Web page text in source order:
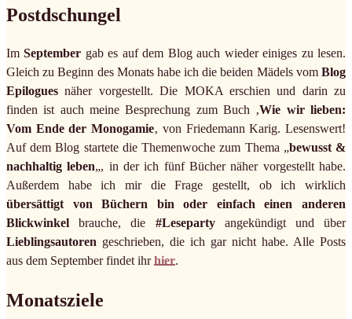
Postdschungel
Im September gab es auf dem Blog auch wieder einiges zu lesen.
Gleich zu Beginn des Monats habe ich die beiden Mädels vom Blog
Epilogues näher vorgestellt. Die MOKA erschien und darin zu
finden ist auch meine Besprechung zum Buch ‚Wie wir lieben:
Vom Ende der Monogamie‚ von Friedemann Karig. Lesenswert!
Auf dem Blog startete die Themenwoche zum Thema „bewusst &
nachhaltig leben„, in der ich fünf Bücher näher vorgestellt habe.
Außerdem habe ich mir die Frage gestellt, ob ich wirklich
übersättigt von Büchern bin oder einfach einen anderen
Blickwinkel brauche, die #Lesepartyangekündigt und über
Lieblingsautoren geschrieben, die ich gar nicht habe. Alle Posts
aus dem September findet ihrhier.
Monatsziele